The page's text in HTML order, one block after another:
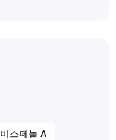
비스페놀 A